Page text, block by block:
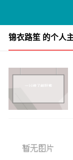
锦衣路笙 的个人